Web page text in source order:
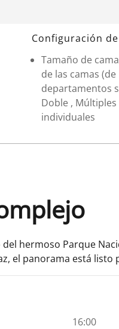
Configuración
Tamaño de
de las camas (de
departamentos
Doble , Múltiples
individuales
hermoso Parque
el panorama está
16:00